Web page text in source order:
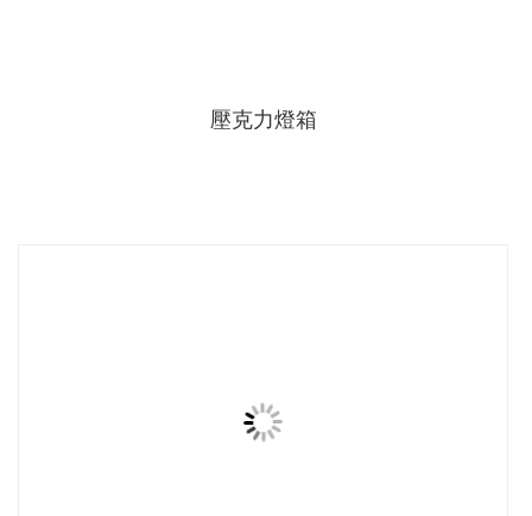
壓克力燈箱